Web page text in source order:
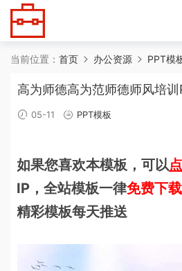
当前位置： 首页 办公资源 PPT模
高为师德高为范师德师风培训
05-11 PPT模板
如果您喜欢本模板，可以
IP，全站模板一律免费下载
精彩模板每天推送